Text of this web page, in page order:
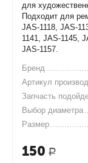
для
Подходит для
JAS-1118, JAS-
1141, JAS-1145,
JAS-1157.
Бренд
Артикул
Запчасть
Выбор диаметра
Размер
150 Р